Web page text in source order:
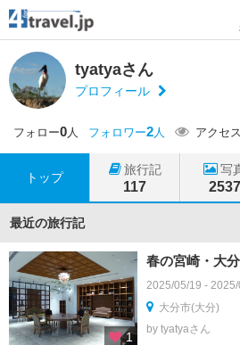
tyatyaさん
プロフィール
フォロー0人 フォロワー2人 アクセス
トップ
旅行記
117
写
2537
最近の旅行記
1
春の宮崎・大分
2025/05/19 -
大分市(大分)
by tyatyaさん